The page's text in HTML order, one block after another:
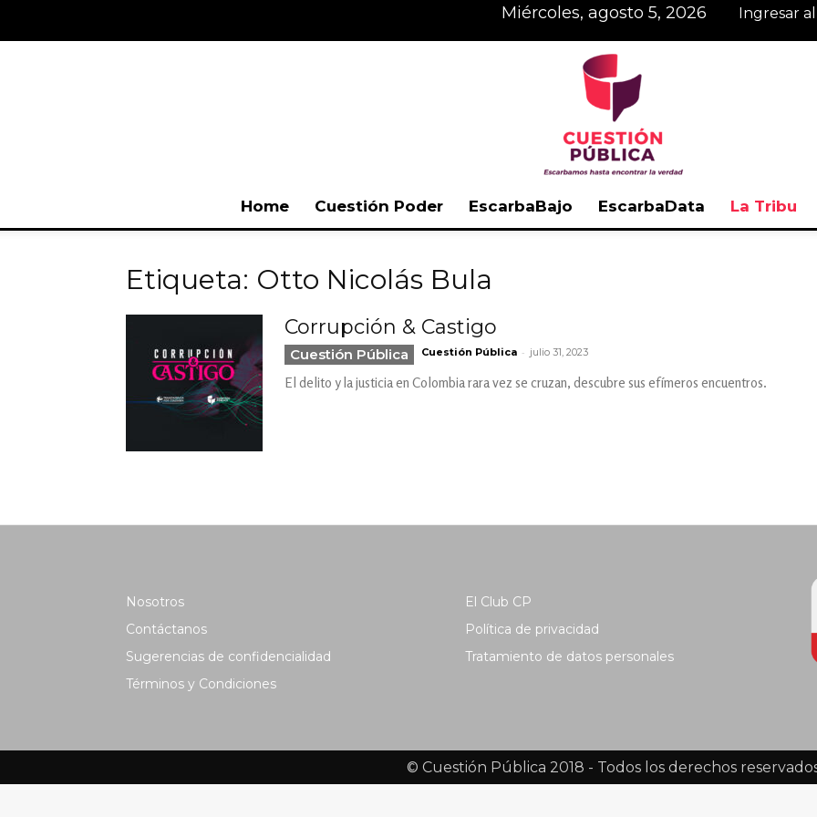
miércoles, agosto 5, 2026 Ingresar
Home Cuestión Poder EscarbaBajo EscarbaData La Tribu
Etiqueta: Otto Nicolás Bula
Corrupción & Castigo
Cuestión Pública Cuestión Pública - julio 31, 2023
El delito y la justicia en Colombia rara vez se cruzan, descubre sus efímeros encuentros.
Nosotros
Contáctanos
Sugerencias de confidencialidad
Términos y Condiciones
El Club CP
Política de privacidad
Tratamiento de datos personales
© Cuestión Pública 2018 - Todos los derechos